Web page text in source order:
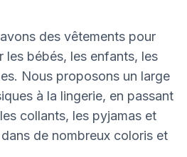
des vêtements pour
les bébés, les enfants, les
Nous proposons un large
à la lingerie, en passant
collants, les pyjamas et
de nombreux coloris et